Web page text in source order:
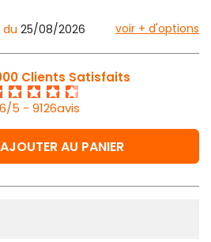
du 25/08/2026 voir + d'options
Clients Satisfaits
5 - 9126avis
AJOUTER AU PANIER